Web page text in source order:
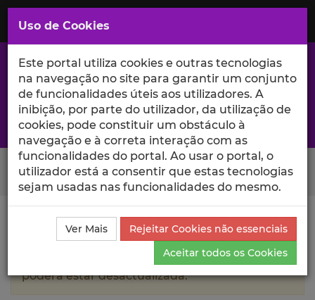
Saltar
para
Conteúdo
Principal
A excelência da investigação e ciência no Iscte
Search Button
Ciência_Iscte Autores Beatriz Ribeiro Currículo
A informação contida neste perfil público
poderá estar desactualizada.
Uso de Cookies
Este portal utiliza cookies e outras tecnologias
na navegação no site para garantir um conjunto
de funcionalidades úteis aos utilizadores. A
inibição, por parte do utilizador, da utilização de
cookies, pode constituir um obstáculo à
navegação e à correta interação com as
funcionalidades do portal. Ao usar o portal, o
utilizador está a consentir que estas tecnologias
sejam usadas nas funcionalidades do mesmo.
Ver Mais
Rejeitar Cookies não essenciais
Aceitar todos os Cookies